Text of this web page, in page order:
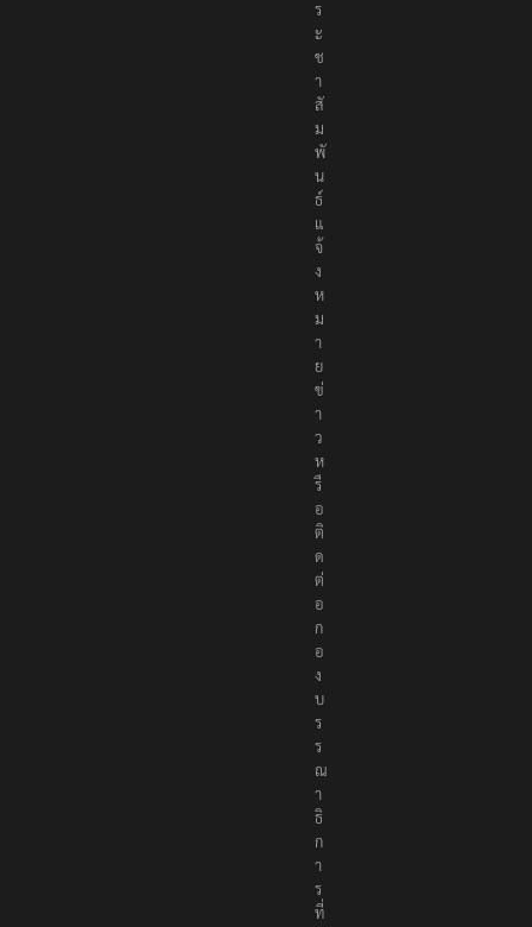
ว
ป
ร
ะ
ช
า
สั
ม
พั
น
ธ์
แ
จ้
ง
ห
ม
า
ย
ข่
า
ว
ห
รื
อ
ติ
ด
ต่
อ
ก
อ
ง
บ
ร
ร
ณ
า
ธิ
ก
า